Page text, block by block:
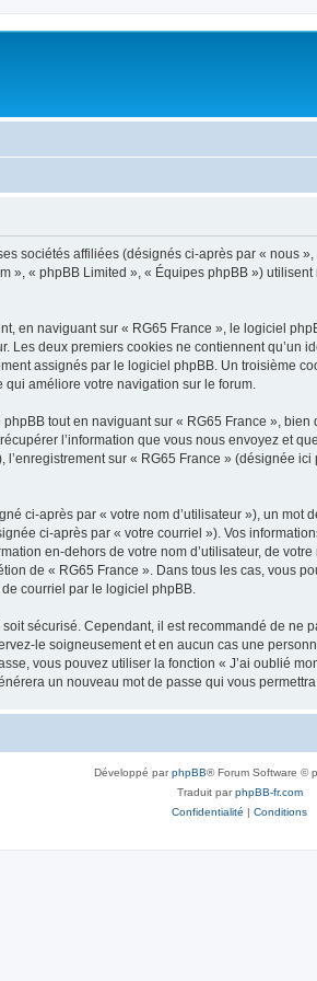
sociétés affiliées (désignés ci-après par « nous
», « phpBB Limited », « Équipes phpBB »)
en naviguant sur « RG65 France », le logiciel
Les deux premiers cookies ne contiennent
assignés par le logiciel phpBB. Un troisième
améliore votre navigation sur le forum.
tout en naviguant sur « RG65 France »,
l’information que vous nous envoyez et
sur « RG65 France » (désignée
ci-après par « votre nom d’utilisateur »), un
ci-après par « votre courriel »). Vos
en-dehors de votre nom d’utilisateur, de
de « RG65 France ». Dans tous les cas, vous
courriel par le logiciel phpBB.
sécurisé. Cependant, il est recommandé de
le soigneusement et en aucun cas une
vous pouvez utiliser la fonction « J’ai oublié
un nouveau mot de passe qui vous
Développé parphpBB® Forum Software ©
Traduit parphpBB-fr.com
Confidentialité | Conditions